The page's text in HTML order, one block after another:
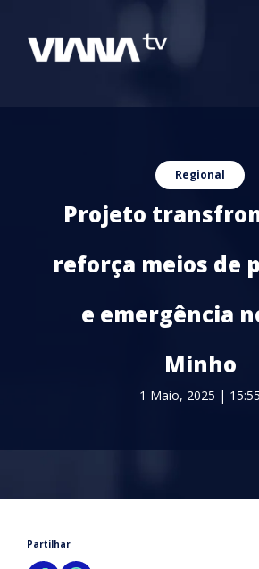
Regional
Projeto
reforça meios de
e emergência
Minho
1 Maio, 2025 | 15:55
Partilhar